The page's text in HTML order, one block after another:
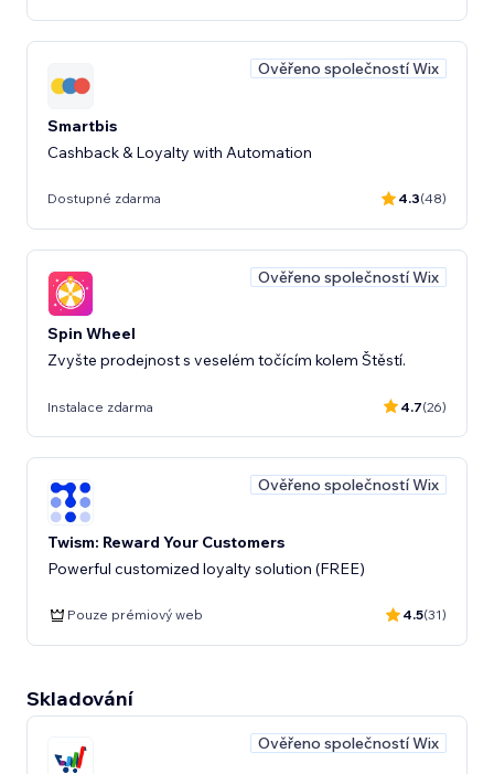
Ověřeno společností Wix
Smartbis
Cashback & Loyalty with Automation
Dostupné zdarma 4.3(48)
Ověřeno společností Wix
Spin Wheel
Zvyšte prodejnost s veselém točícím kolem Štěstí.
Instalace zdarma 4.7(26)
Ověřeno společností Wix
Twism: Reward Your Customers
Powerful customized loyalty solution (FREE)
Pouze prémiový web 4.5(31)
Skladování
Ověřeno společností Wix